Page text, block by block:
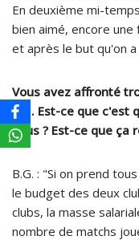
En deuxième mi-
bien aimé, encore
et après le but qu'on a
Vous avez affronté
1-1. Est-ce que c'est
vous ? Est-ce que ça
B.G. : "Si on prend
le budget des deux
clubs, la masse
nombre de matchs